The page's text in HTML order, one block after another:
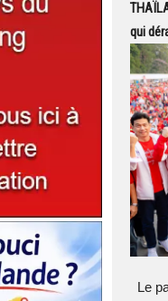
qui
Le